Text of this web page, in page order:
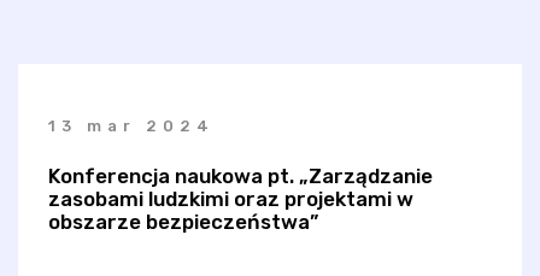
13 mar 2024
Konferencja naukowa pt. „Zarządzanie
zasobami ludzkimi oraz projektami w
obszarze bezpieczeństwa”